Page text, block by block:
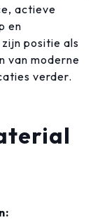
actieve
en
positie als
van moderne
verder.